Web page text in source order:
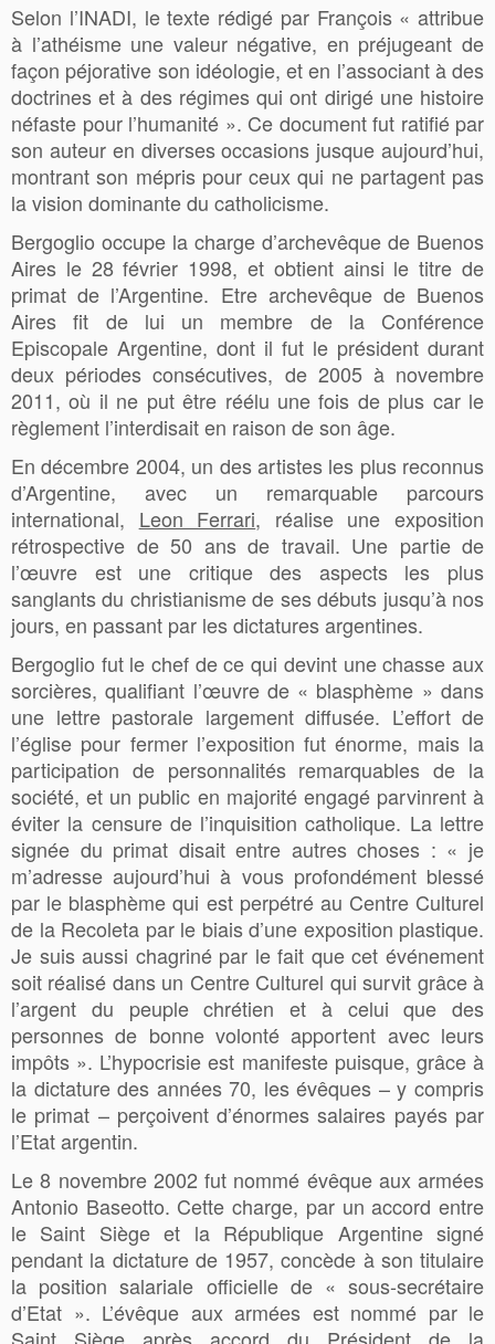
Selon l’INADI, le texte rédigé par François « attribue
à l’athéisme une valeur négative, en préjugeant de
façon péjorative son idéologie, et en l’associant à des
doctrines et à des régimes qui ont dirigé une histoire
néfaste pour l’humanité ». Ce document fut ratifié par
son auteur en diverses occasions jusque aujourd’hui,
montrant son mépris pour ceux qui ne partagent pas
la vision dominante du catholicisme.
Bergoglio occupe la charge d’archevêque de Buenos
Aires le 28 février 1998, et obtient ainsi le titre de
primat de l’Argentine. Etre archevêque de Buenos
Aires fit de lui un membre de la Conférence
Episcopale Argentine, dont il fut le président durant
deux périodes consécutives, de 2005 à novembre
2011, où il ne put être réélu une fois de plus car le
règlement l’interdisait en raison de son âge.
En décembre 2004, un des artistes les plus reconnus
d’Argentine, avec un remarquable parcours
international, Leon Ferrari, réalise une exposition
rétrospective de 50 ans de travail. Une partie de
l’œuvre est une critique des aspects les plus
sanglants du christianisme de ses débuts jusqu’à nos
jours, en passant par les dictatures argentines.
Bergoglio fut le chef de ce qui devint une chasse aux
sorcières, qualifiant l’œuvre de « blasphème » dans
une lettre pastorale largement diffusée. L’effort de
l’église pour fermer l’exposition fut énorme, mais la
participation de personnalités remarquables de la
société, et un public en majorité engagé parvinrent à
éviter la censure de l’inquisition catholique. La lettre
signée du primat disait entre autres choses : « je
m’adresse aujourd’hui à vous profondément blessé
par le blasphème qui est perpétré au Centre Culturel
de la Recoleta par le biais d’une exposition plastique.
Je suis aussi chagriné par le fait que cet événement
soit réalisé dans un Centre Culturel qui survit grâce à
l’argent du peuple chrétien et à celui que des
personnes de bonne volonté apportent avec leurs
impôts ». L’hypocrisie est manifeste puisque, grâce à
la dictature des années 70, les évêques – y compris
le primat – perçoivent d’énormes salaires payés par
l’Etat argentin.
Le 8 novembre 2002 fut nommé évêque aux armées
Antonio Baseotto. Cette charge, par un accord entre
le Saint Siège et la République Argentine signé
pendant la dictature de 1957, concède à son titulaire
la position salariale officielle de « sous-secrétaire
d’Etat ». L’évêque aux armées est nommé par le
Saint Siège après accord du Président de la